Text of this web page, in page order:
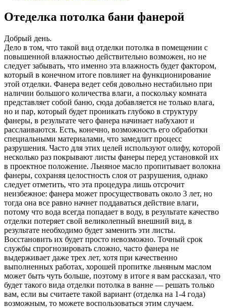
Отеделка потолка бани фанерой
Добрый день.
Дело в том, что такой вид отделки потолка в помещении с
повышенной влажностью действительно возможен, но не
следует забывать, что именно эта влажность будет фактором,
который в конечном итоге повлияет на функционирование
этой отделки. Фанера ведет себя довольно нестабильно при
наличии большого количества влаги, а поскольку комната
представляет собой баню, сюда добавляется не только влага,
но и пар, который будет проникать глубоко в структуру
фанеры, в результате чего фанера начинает набухают и
расслаиваются. Есть, конечно, возможность его обработки
специальными материалами, что замедлит процесс
разрушения. Часто для этих целей используют олифу, которой
несколько раз покрывают листы фанеры перед установкой их
в проектное положение. Льняное масло пропитывает волокна
фанеры, сохраняя целостность слоя от разрушения, однако
следует отметить, что эта процедура лишь отсрочит
неизбежное: фанера может просуществовать около 3 лет, но
тогда она все равно начнет поддаваться действие влаги,
потому что вода всегда попадает в воду, в результате качество
отделки потеряет свой великолепный внешний вид, в
результате необходимо будет заменить эти листы.
Восстановить их будет просто невозможно. Точный срок
службы спрогнозировать сложно, часто фанера не
выдерживает даже трех лет, хотя при качественно
выполненных работах, хорошей пропитке льняным маслом
может быть чуть больше, поэтому в итоге я вам рассказал, что
будет такого вида отделки потолка в ванне — решать только
вам, если вы считаете такой вариант (отделка на 1-4 года)
возможным, то можете воспользоваться этим случаем.